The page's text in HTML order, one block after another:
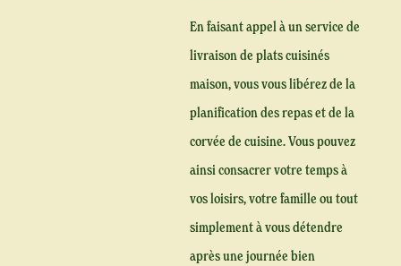
En faisant appel à un service de
livraison de plats cuisinés
maison, vous vous libérez de la
planification des repas et de la
corvée de cuisine. Vous pouvez
ainsi consacrer votre temps à
vos loisirs, votre famille ou tout
simplement à vous détendre
après une journée bien